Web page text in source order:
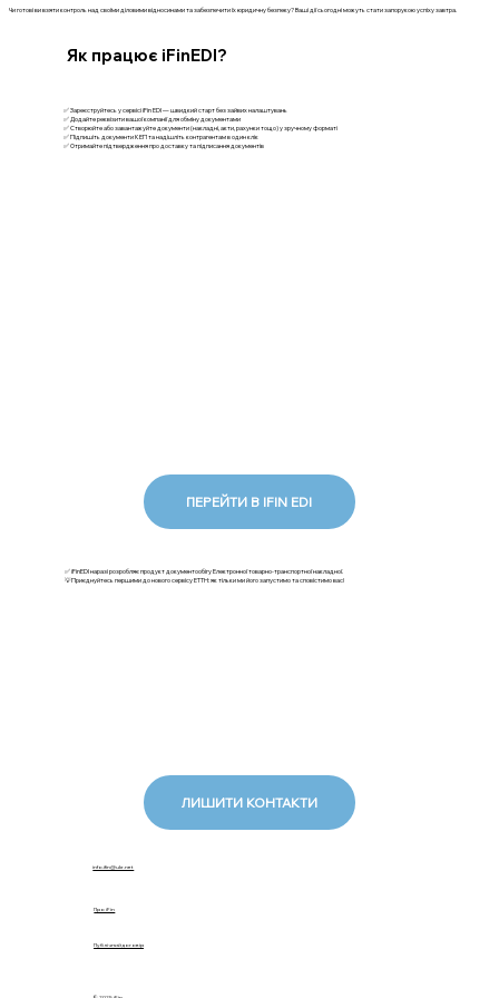
Чи готові ви взяти контроль над своїми діловими відносинами та забезпечити їх юридичну безпеку? Ваші дії сьогодні можуть стати запорукою успіху завтра.
✅ Зареєструйтесь у сервісі iFin EDI — швидкий старт без зайвих налаштувань
✅ Додайте реквізити вашої компанії для обміну документами
✅ Створюйте або завантажуйте документи (накладні, акти, рахунки тощо) у зручному форматі
✅ Підпишіть документи КЕП та надішліть контрагентам в один клік
✅ Отримайте підтвердження про доставку та підписання документів
ПЕРЕЙТИ В IFIN EDI
Як працює iFinEDI?
✅ iFinEDI наразі розробляє продукт документообігу Електронної товарно-транспортної накладної.
💡Приєднуйтесь першими до нового сервісу ЕТТН: як тільки ми його запустимо та сповістимо вас!
ЛИШИТИ КОНТАКТИ
info.ifin@ukr.net
Про iFin
Публічний договір